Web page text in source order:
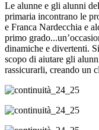
Le alunne e gli alunni
primaria incontrano le
e Franca Nardecchia e
primo
dinamiche e divertenti.
scopo di aiutare gli
rassicurarli, creando un